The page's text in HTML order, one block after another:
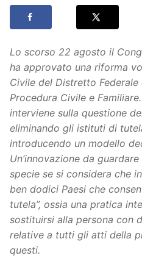
Lo scorso 22 agosto il
ha approvato una riforma
Civile del Distretto
Procedura Civile e
interviene sulla questione
eliminando gli istituti di
introducendo un modello
Un’innovazione da
specie se si considera che
ben dodici Paesi che
tutela”, ossia una pratica
sostituirsi alla persona con
relative a tutti gli atti della
questi.